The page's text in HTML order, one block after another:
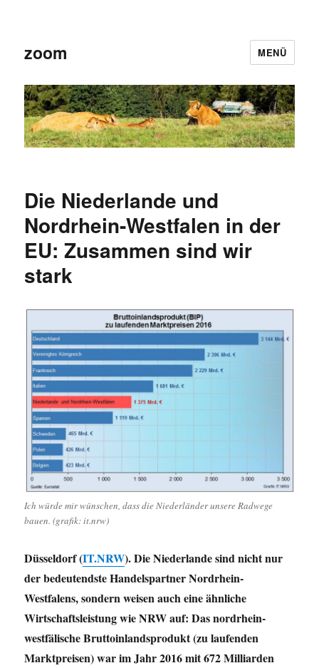
zoom MENÜ
Die Niederlande und
Nordrhein-Westfalen in der
EU: Zusammen sind wir
stark
Ich würde mir wünschen, dass die Niederländer unsere Radwege
bauen. (grafik: it.nrw)
Düsseldorf (IT.NRW). Die Niederlande sind nicht nur
der bedeutendste Handelspartner Nordrhein-
Westfalens, sondern weisen auch eine ähnliche
Wirtschaftsleistung wie NRW auf: Das nordrhein-
westfälische Bruttoinlandsprodukt (zu laufenden
Marktpreisen) war im Jahr 2016 mit 672 Milliarden